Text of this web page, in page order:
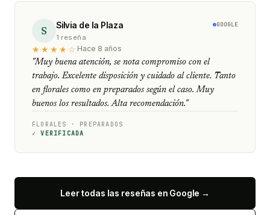
S Silvia de la Plaza
1 reseña
GOOGLE
★★★★☆ Hace 8 años
"Muy buena atención, se nota compromiso con el
trabajo. Excelente disposición y cuidado al cliente. Tanto
en florales como en preparados según el caso. Muy
buenos los resultados. Alta recomendación."
FLORALES · PREPARADOS
✓ VERIFICADA
Leer todas las reseñas en Google →